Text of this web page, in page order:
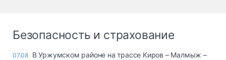
Безопасность и страхование
07.08 В Уржумском районе на трассе Киров – Малмыж –